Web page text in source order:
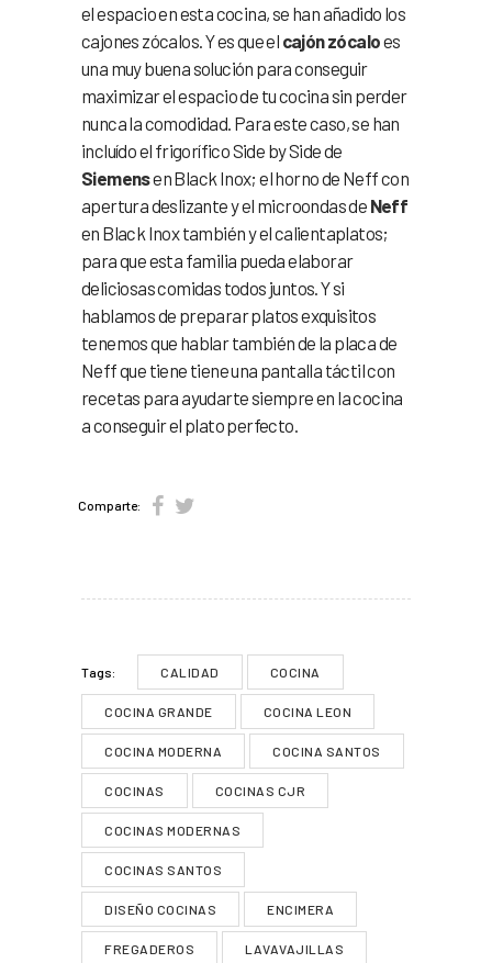
el espacio en esta cocina, se han añadido los
cajones zócalos. Y es que el cajón zócaloes
una muy buena solución para conseguir
maximizar el espacio de tu cocina sin perder
nunca la comodidad. Para este caso, se han
incluído el frigorífico Side by Side de
Siemensen Black Inox; el horno de Neff con
apertura deslizante y el microondas de Neff
en Black Inox también y el calientaplatos;
para que esta familia pueda elaborar
deliciosas comidas todos juntos. Y si
hablamos de preparar platos exquisitos
tenemos que hablar también de la placa de
Neff que tiene tiene una pantalla táctil con
recetas para ayudarte siempre en la cocina
a conseguir el plato perfecto.
Comparte:
Tags: CALIDAD COCINA
COCINA GRANDE COCINA LEON
COCINA MODERNA COCINA SANTOS
COCINAS COCINAS CJR
COCINAS MODERNAS
COCINAS SANTOS
DISEÑO COCINAS ENCIMERA
FREGADEROS LAVAVAJILLAS